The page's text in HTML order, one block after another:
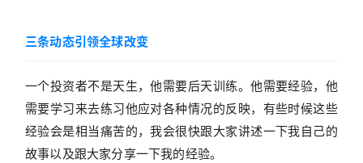
三条动态引领全球改变
一个投资者不是天生，他需要后天训练。他需要经验，他
需要学习来去练习他应对各种情况的反映，有些时候这些
经验会是相当痛苦的，我会很快跟大家讲述一下我自己的
故事以及跟大家分享一下我的经验。